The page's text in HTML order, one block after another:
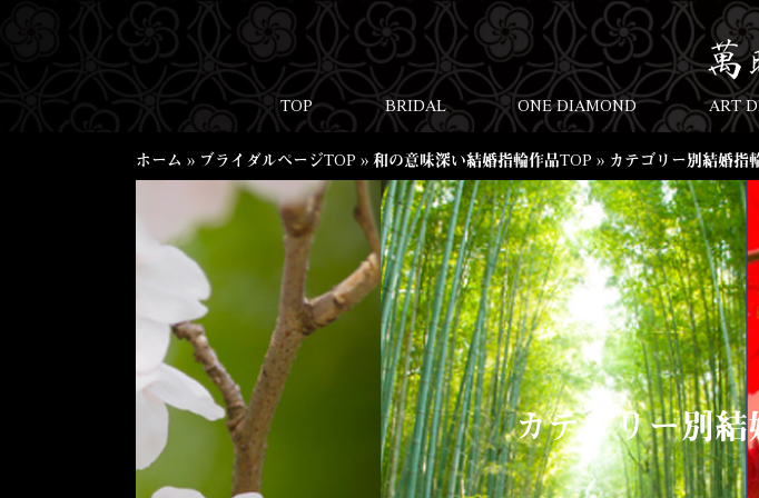
TOP BRIDAL ONE DIAMOND ART
ホーム » ブライダルページTOP » 和の意味深い結婚指輪作品TOP » カテゴリー別結婚指
カテゴリー別